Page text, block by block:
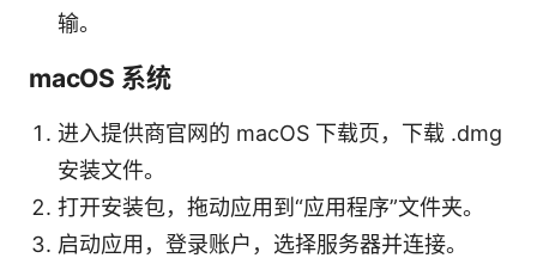
输。
macOS 系统
进入提供商官网的 macOS 下载页，下载 .dmg
安装文件。
打开安装包，拖动应用到“应用程序”文件夹。
启动应用，登录账户，选择服务器并连接。